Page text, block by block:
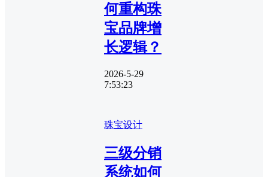
何重构珠
宝品牌增
长逻辑？
2026-5-29
7:53:23
珠宝设计
三级分销
系统如何